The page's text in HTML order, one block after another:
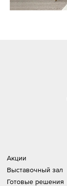
Акции
Выставочный зал
Готовые решения